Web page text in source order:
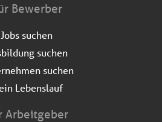
Bewerber
Jobs suchen
suchen
suchen
Lebenslauf
Arbeitgeber